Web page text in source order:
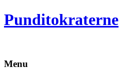
Punditokraterne
Menu